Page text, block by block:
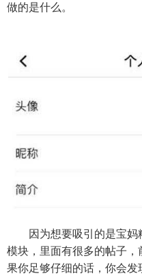
做的是什么。
因为想要吸引的是宝妈
模块，里面有很多的帖子
果你足够仔细的话，你会